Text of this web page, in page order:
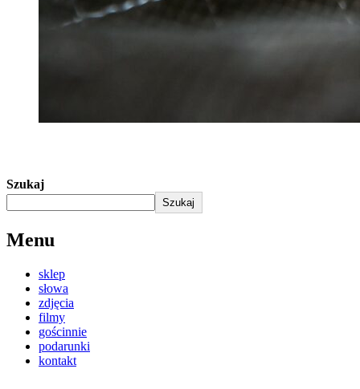
Szukaj
Szukaj
Menu
sklep
słowa
zdjęcia
filmy
gościnnie
podarunki
kontakt